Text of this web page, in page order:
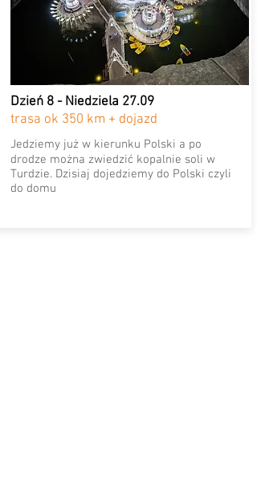
Dzień 8 - Niedziela 27.09
trasa ok 350 km + dojazd
Jedziemy już w kierunku Polski a po
drodze można zwiedzić kopalnie soli w
Turdzie. Dzisiaj dojedziemy do Polski czyli
do domu